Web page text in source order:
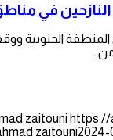
النازحين في
الجنوبية
من…
zaitouni
zaitouni2024-